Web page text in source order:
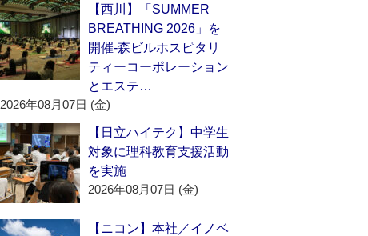
【西川】「SUMMER
BREATHING 2026」を
開催‐森ビルホスピタリ
ティーコーポレーション
とエステ…
2026年08月07日 (金)
【日立ハイテク】中学生
対象に理科教育支援活動
を実施
2026年08月07日 (金)
【ニコン】本社／イノベ